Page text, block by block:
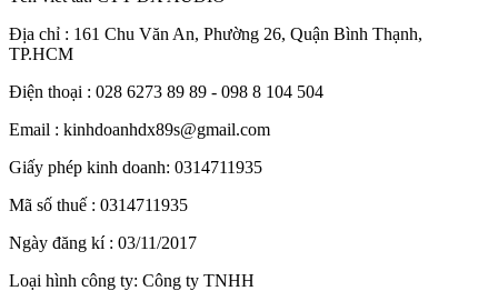
Địa chỉ : 161 Chu Văn An, Phường 26, Quận Bình Thạnh,
TP.HCM
Điện thoại : 028 6273 89 89 - 098 8 104 504
Email : kinhdoanhdx89s@gmail.com
Giấy phép kinh doanh: 0314711935
Mã số thuế : 0314711935
Ngày đăng kí : 03/11/2017
Loại hình công ty: Công ty TNHH